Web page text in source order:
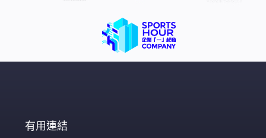
有用連結